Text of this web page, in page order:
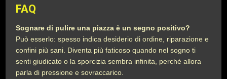
FAQ
Sognare di pulire una piazza è un segno positivo?
Può esserlo: spesso indica desiderio di ordine, riparazione e
confini più sani. Diventa più faticoso quando nel sogno ti
senti giudicato o la sporcizia sembra infinita, perché allora
parla di pressione e sovraccarico.